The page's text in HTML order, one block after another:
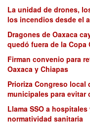
La unidad de drones,
los incendios desde el
Dragones de Oaxaca
quedó fuera de la Copa
Firman convenio para
Oaxaca y Chiapas
Prioriza Congreso
municipales para evitar
Llama SSO a
normatividad sanitaria